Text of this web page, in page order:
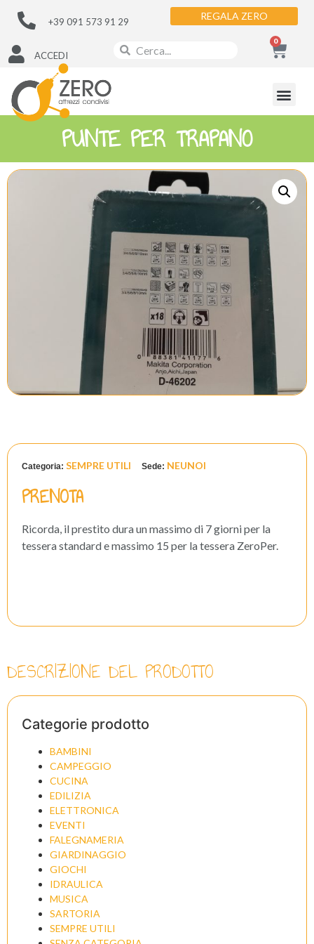
+39 091 573 91 29 REGALA ZERO
ACCEDI
0
PUNTE PER TRAPANO
Categoria: SEMPRE UTILI Sede: NEUNOI
PRENOTA
Ricorda, il prestito dura un massimo di 7 giorni per la
tessera standard e massimo 15 per la tessera ZeroPer.
DESCRIZIONE DEL PRODOTTO
Categorie prodotto
BAMBINI
CAMPEGGIO
CUCINA
EDILIZIA
ELETTRONICA
EVENTI
FALEGNAMERIA
GIARDINAGGIO
GIOCHI
IDRAULICA
MUSICA
SARTORIA
SEMPRE UTILI